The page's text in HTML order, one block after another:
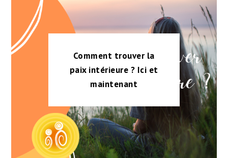
Comment trouver la
paix intérieure ? Ici et
maintenant